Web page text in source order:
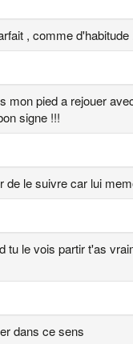
, comme d'habitude
mon pied a rejouer
signe !!!
de le suivre car lui
tu le vois partir t'as
dans ce sens